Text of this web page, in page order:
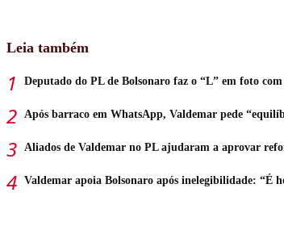
Leia também
Deputado do PL de Bolsonaro faz o “L” em foto
Após barraco em WhatsApp, Valdemar pede
Aliados de Valdemar no PL ajudaram a aprovar
Valdemar apoia Bolsonaro após inelegibilidade: “É